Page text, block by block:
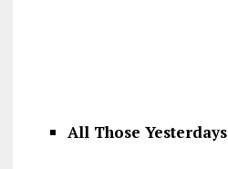
All Those Yesterdays